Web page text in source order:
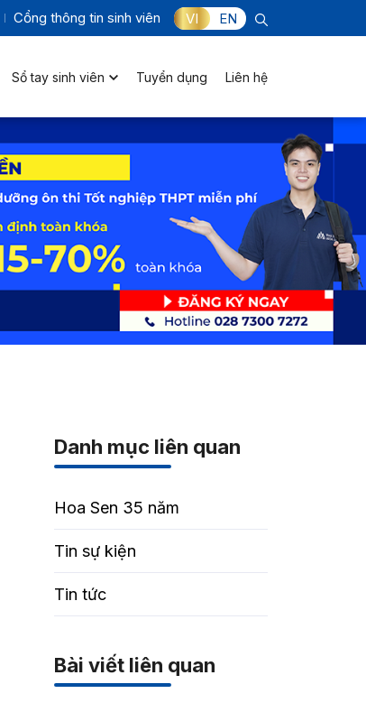
Cổng thông tin sinh viên VI EN
Sổ tay sinh viên Tuyển dụng Liên hệ
Danh mục liên quan
Hoa Sen 35 năm
Tin sự kiện
Tin tức
Bài viết liên quan